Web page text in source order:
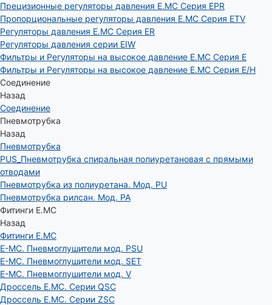
Прецизионные регуляторы давления E.MC Серия EPR
Пропорциональные регуляторы давления E.MC Серия ETV
Регуляторы давления E.MC Серия ER
Регуляторы давления серии EIW
Фильтры и Регуляторы на высокое давление E.MC Серия E
Фильтры и Регуляторы на высокое давление E.MC Серия E/H
Соединение
Назад
Соединение
Пневмотрубка
Назад
Пневмотрубка
PUS_Пневмотрубка спиральная полиуретановая с прямыми
отводами
Пневмотрубка из полиуретана. Мод. РU
Пневмотрубка рилсан. Мод. PA
Фитинги E.MC
Назад
Фитинги E.MC
E-MC. Пневмоглушители мод. PSU
E-MC. Пневмоглушители мод. SET
E-MC. Пневмоглушители мод. V
Дроссель E.MC. Серии QSC
Дроссель E.MC. Серии ZSC